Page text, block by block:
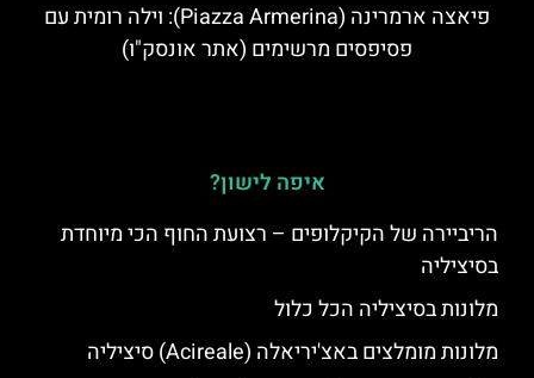
פיאצה ארמרינה (Piazza Armerina): וילה רומית עם
פסיפסים מרשימים (אתר אונסק"ו)
איפה לישון?
הריביירה של הקיקלופים – רצועת החוף הכי מיוחדת
בסיציליה
מלונות בסיציליה הכל כלול
מלונות מומלצים באצ'יריאלה (Acireale) סיציליה